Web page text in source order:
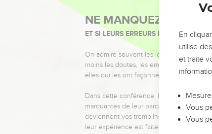
NE MANQUEZ PAS
ET SI LEURS ERREURS POUVAIENT
On admire souvent les leaders pour leurs
moins les doutes, les erreurs et les
elles qui les ont façonnés.
Dans cette conférence, leaders,
marquantes de leur parcours et les clés
deviennent vos tremplins. Que vous
leur expérience est faite pour vous.
En
utilise
et traite
Vous
Vous